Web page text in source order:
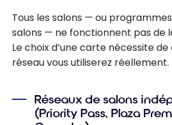
Tous les salons — ou
salons — ne fonctionnent pas de
Le choix d’une carte nécessite
réseau vous utiliserez réellement.
Réseaux de salons
(Priority Pass, Plaza